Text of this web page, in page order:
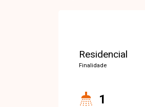
Residencial
Finalidade
1